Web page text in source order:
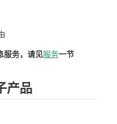
服务，请见服务一节
产品